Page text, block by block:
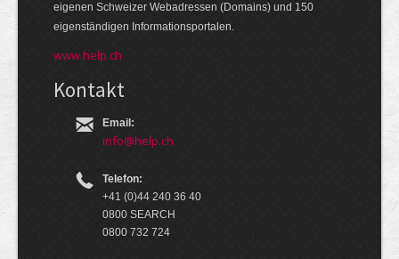
eige­nen Schweizer Web­adressen (Domains) und 150
eigen­ständigen Infor­mations­por­talen.
www.help.ch
Kontakt
Email:
info@help.ch
Telefon:
+41 (0)44 240 36 40
0800 SEARCH
0800 732 724